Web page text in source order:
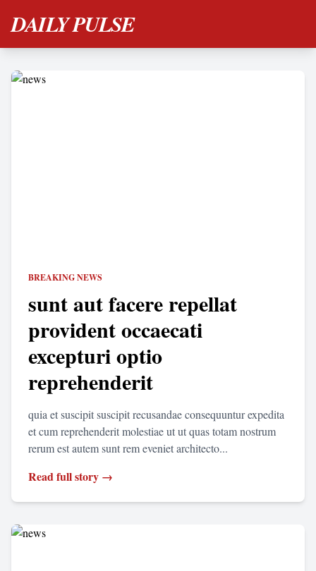
DAILY PULSE
BREAKING NEWS
sunt aut facere repellat
provident occaecati
excepturi optio
reprehenderit
quia et suscipit suscipit recusandae consequuntur expedita
et cum reprehenderit molestiae ut ut quas totam nostrum
rerum est autem sunt rem eveniet architecto...
Read full story →